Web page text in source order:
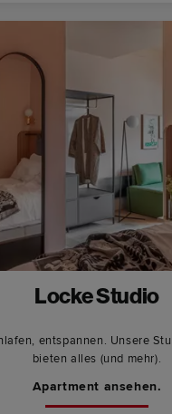
Locke Studio
entspannen. Unsere
bieten alles (und mehr).
Apartment ansehen.